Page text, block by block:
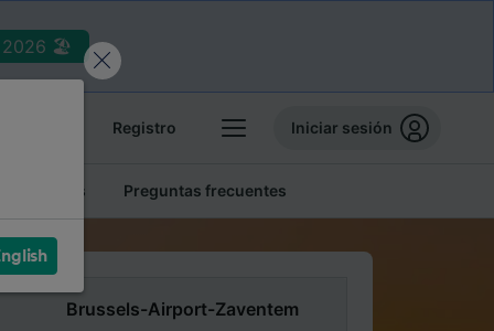
2026 🏖️
Registro Iniciar sesión
baratos Preguntas frecuentes